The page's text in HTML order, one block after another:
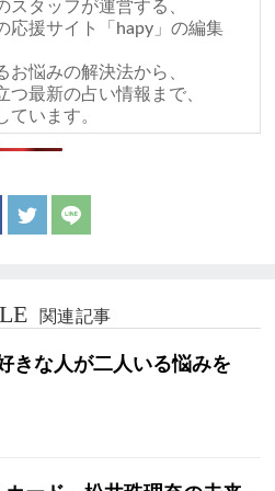
スタッフが運営する、
応援サイト「hapy」の編集
お悩みの解決法から、
つ最新の占い情報まで、
ています。
関連記事
きな人が二人いる悩みを